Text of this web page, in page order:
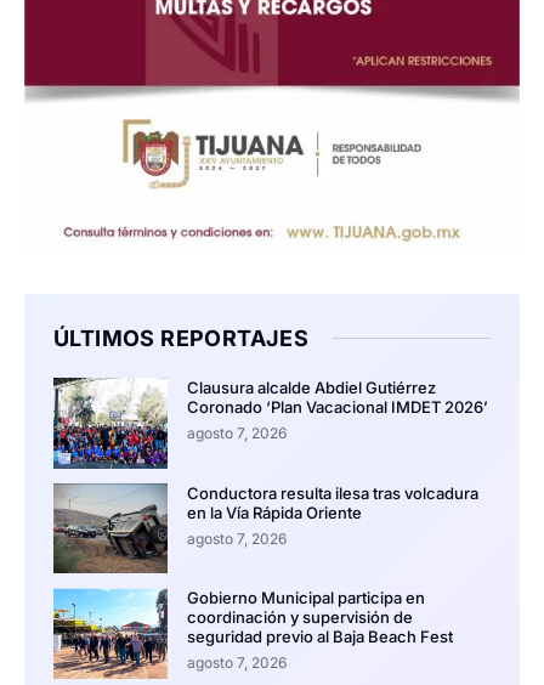
ÚLTIMOS REPORTAJES
Clausura alcalde Abdiel Gutiérrez
Coronado ‘Plan Vacacional IMDET 2026’
agosto 7, 2026
Conductora resulta ilesa tras volcadura
en la Vía Rápida Oriente
agosto 7, 2026
Gobierno Municipal participa en
coordinación y supervisión de
seguridad previo al Baja Beach Fest
agosto 7, 2026